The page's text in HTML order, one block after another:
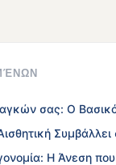
σας: Ο
Συμβάλλει
Η Άνεση